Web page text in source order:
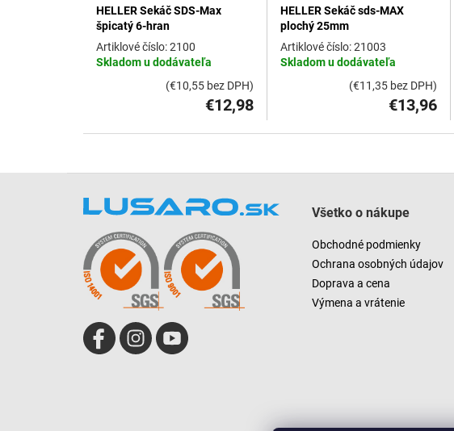
HELLER Sekáč SDS-Max
špicatý 6-hran
Skladom u dodávateľa
2100
€12,98
(€10,55 bez DPH)
HELLER Sekáč sds-MAX
plochý 25mm
Skladom u dodávateľa
21003
€13,96
(€11,35 bez DPH)
Všetko o nákupe
Obchodné podmienky
Ochrana osobných údajov
Doprava a cena
Výmena a vrátenie